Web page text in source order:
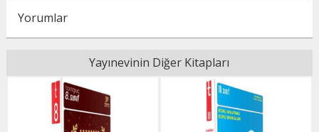
Yorumlar
Yayınevinin Diğer Kitapları